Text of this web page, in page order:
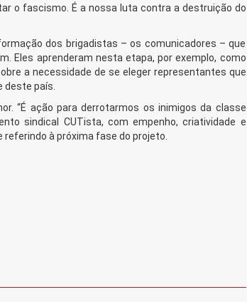
o fascismo. É a nossa luta contra a destruição do
dos brigadistas – os comunicadores – que
Eles aprenderam nesta etapa, por exemplo, como
a necessidade de se eleger representantes que
deste país.
“É ação para derrotarmos os inimigos da classe
sindical CUTista, com empenho, criatividade e
referindo à próxima fase do projeto.